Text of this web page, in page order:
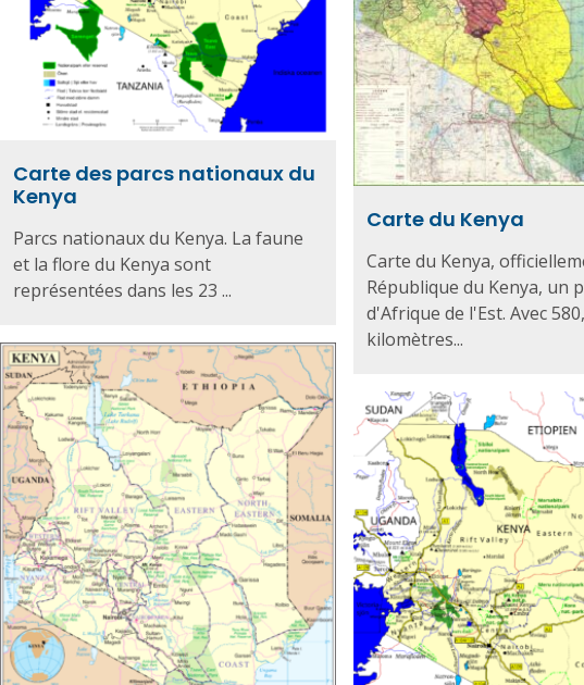
Carte des parcs nationaux du
Kenya
Parcs nationaux du Kenya. La faune
et la flore du Kenya sont
représentées dans les 23 ...
Carte du Kenya
Carte du Kenya,
République du Kenya, un
d'Afrique de l'Est. Avec
kilomètres...